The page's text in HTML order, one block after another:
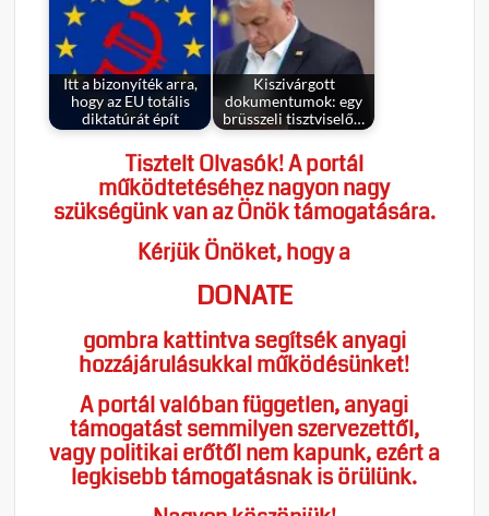
Itt a bizonyíték arra,
hogy az EU totális
diktatúrát épít
Kiszivárgott
dokumentumok: egy
brüsszeli tisztviselő…
Tisztelt Olvasók! A portál
működtetéséhez nagyon nagy
szükségünk van az Önök támogatására.
Kérjük Önöket, hogy a
DONATE
gombra kattintva segítsék anyagi
hozzájárulásukkal működésünket!
A portál valóban független, anyagi
támogatást semmilyen szervezettől,
vagy politikai erőtől nem kapunk, ezért a
legkisebb támogatásnak is örülünk.